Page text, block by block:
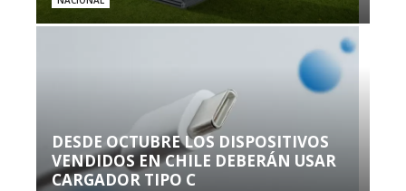
DESDE OCTUBRE LOS DISPOSITIVOS
VENDIDOS EN CHILE DEBERÁN USAR
CARGADOR TIPO C